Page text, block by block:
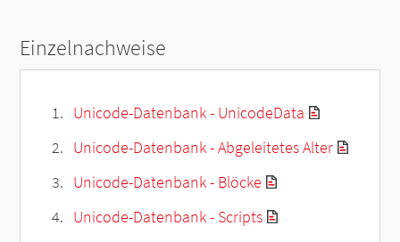
Einzelnachweise
Unicode-Datenbank - UnicodeData
Unicode-Datenbank - Abgeleitetes Alter
Unicode-Datenbank - Blöcke
Unicode-Datenbank - Scripts